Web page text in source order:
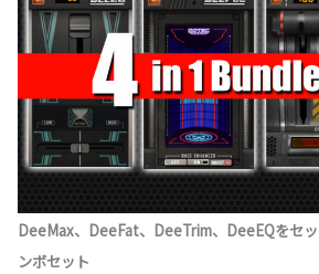
DeeMax、DeeFat、DeeTrim、DeeEQをセ
ンボセット